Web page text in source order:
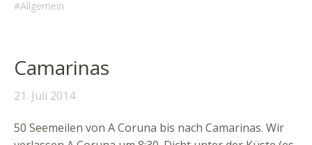
Allgemein
Camarinas
21. Juli 2014
50 Seemeilen von A Coruna bis nach Camarinas. Wir